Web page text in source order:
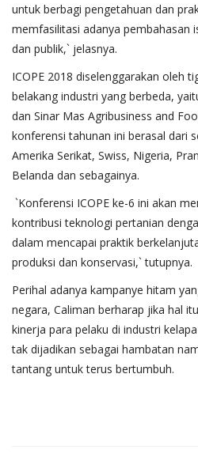
untuk berbagi pengetahuan dan
memfasilitasi adanya pembahasan
dan publik,` jelasnya.
ICOPE 2018 diselenggarakan oleh
belakang industri yang berbeda,
dan Sinar Mas Agribusiness and
konferensi tahunan ini berasal dari
Amerika Serikat, Swiss, Nigeria,
Belanda dan sebagainya.
`Konferensi ICOPE ke-6 ini akan
kontribusi teknologi pertanian
dalam mencapai praktik
produksi dan konservasi,` tutupnya.
Perihal adanya kampanye hitam
negara, Caliman berharap jika hal
kinerja para pelaku di industri
tak dijadikan sebagai hambatan
tantang untuk terus bertumbuh.